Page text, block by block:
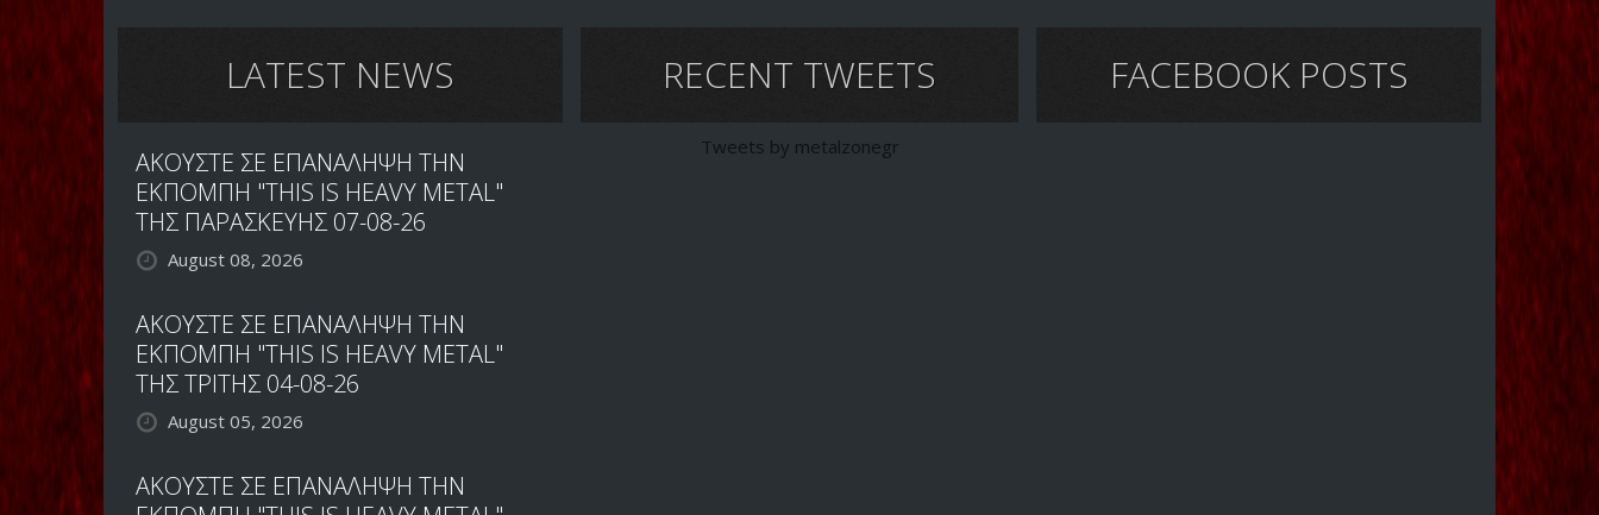
LATEST NEWS
ΑΚΟΥΣΤΕ ΣΕ ΕΠΑΝΑΛΗΨΗ ΤΗΝ
ΕΚΠΟΜΠΗ "THIS IS HEAVY METAL"
ΤΗΣ ΠΑΡΑΣΚΕΥΗΣ 07-08-26
August 08, 2026
ΑΚΟΥΣΤΕ ΣΕ ΕΠΑΝΑΛΗΨΗ ΤΗΝ
ΕΚΠΟΜΠΗ "THIS IS HEAVY METAL"
ΤΗΣ ΤΡΙΤΗΣ 04-08-26
August 05, 2026
ΑΚΟΥΣΤΕ ΣΕ ΕΠΑΝΑΛΗΨΗ ΤΗΝ
RECENT TWEETS
Tweets by metalzonegr
FACEBOOK POSTS